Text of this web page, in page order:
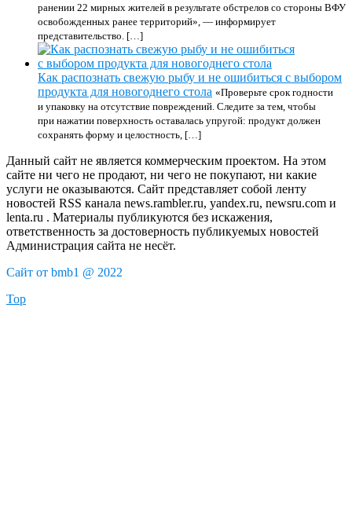
ранении 22 мирных жителей в результате обстрелов со стороны ВФУ
освобожденных ранее территорий», — информирует
представительство. […]
Как распознать свежую рыбу и не ошибиться с выбором
продукта для новогоднего стола «Проверьте срок годности
и упаковку на отсутствие повреждений. Следите за тем, чтобы
при нажатии поверхность оставалась упругой: продукт должен
сохранять форму и целостность, […]
Данный сайт не является коммерческим проектом. На этом
сайте ни чего не продают, ни чего не покупают, ни какие
услуги не оказываются. Сайт представляет собой ленту
новостей RSS канала news.rambler.ru, yandex.ru, newsru.com и
lenta.ru . Материалы публикуются без искажения,
ответственность за достоверность публикуемых новостей
Администрация сайта не несёт.
Сайт от bmb1 @ 2022
Top